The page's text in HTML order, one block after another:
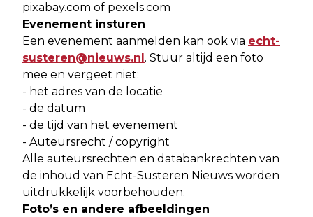
pixabay.com of pexels.com
Evenement insturen
Een evenement aanmelden kan ook via echt-
susteren@nieuws.nl. Stuur altijd een foto
mee en vergeet niet:
- het adres van de locatie
- de datum
- de tijd van het evenement
- Auteursrecht / copyright
Alle auteursrechten en databankrechten van
de inhoud van Echt-Susteren Nieuws worden
uitdrukkelijk voorbehouden.
Foto’s en andere afbeeldingen